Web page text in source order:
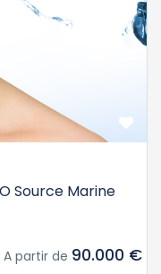
Source Marine
A partir de 90.000 €